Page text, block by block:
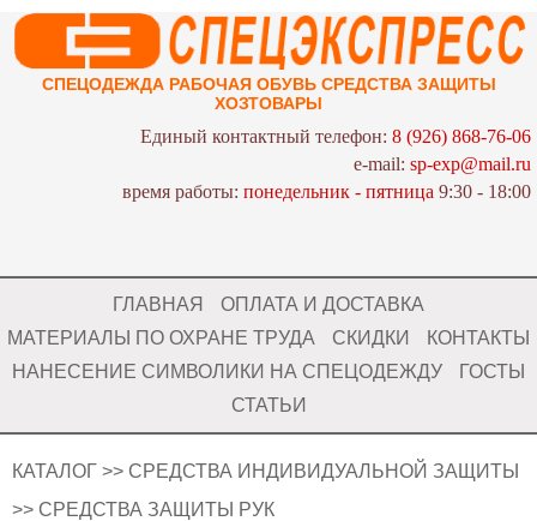
СПЕЦОДЕЖДА РАБОЧАЯ ОБУВЬ СРЕДСТВА ЗАЩИТЫ
ХОЗТОВАРЫ
Единый контактный телефон: 8 (926) 868-76-06
e-mail: sp-exp@mail.ru
время работы: понедельник - пятница 9:30 - 18:00
ГЛАВНАЯ
ОПЛАТА И ДОСТАВКА
МАТЕРИАЛЫ ПО ОХРАНЕ ТРУДА
СКИДКИ
КОНТАКТЫ
НАНЕСЕНИЕ СИМВОЛИКИ НА СПЕЦОДЕЖДУ
ГОСТЫ
СТАТЬИ
КАТАЛОГ >> СРЕДСТВА ИНДИВИДУАЛЬНОЙ ЗАЩИТЫ
>> СРЕДСТВА ЗАЩИТЫ РУК